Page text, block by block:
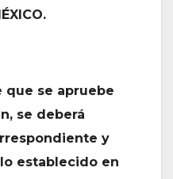
que se apruebe
se deberá
y
establecido en